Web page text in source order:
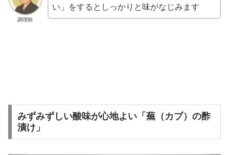
調理師
い」をするとしっかりと味がなじみます
みずみずしい酸味が心地よい「蕪（カブ）の酢
漬け」